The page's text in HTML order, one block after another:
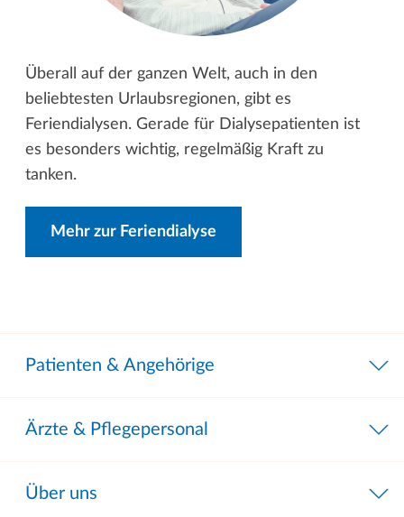
Überall auf der ganzen Welt, auch in den
beliebtesten Urlaubsregionen, gibt es
Feriendialysen. Gerade für Dialysepatienten ist
es besonders wichtig, regelmäßig Kraft zu
tanken.
Mehr zur Feriendialyse
Patienten & Angehörige
Ärzte & Pflegepersonal
Über uns